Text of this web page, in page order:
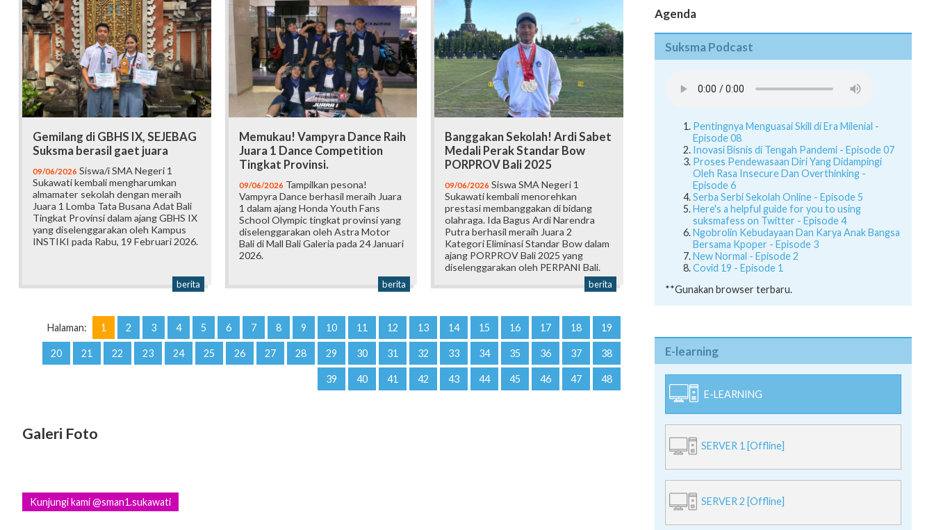
Gemilang di GBHS IX, SEJEBAG
Suksma berasil gaet juara
09/06/2026 Siswa/i SMA Negeri 1
Sukawati kembali mengharumkan
almamater sekolah dengan meraih
Juara 1 Lomba Tata Busana Adat Bali
Tingkat Provinsi dalam ajang GBHS IX
yang diselenggarakan oleh Kampus
INSTIKI pada Rabu, 19 Februari 2026.
berita
Memukau! Vampyra Dance Raih
Juara 1 Dance Competition
Tingkat Provinsi.
09/06/2026 Tampilkan pesona!
Vampyra Dance berhasil meraih Juara
1 dalam ajang Honda Youth Fans
School Olympic tingkat provinsi yang
diselenggarakan oleh Astra Motor
Bali di Mall Bali Galeria pada 24 Januari
2026.
berita
Banggakan Sekolah! Ardi Sabet
Medali Perak Standar Bow
PORPROV Bali 2025
09/06/2026 Siswa SMA Negeri 1
Sukawati kembali menorehkan
prestasi membanggakan di bidang
olahraga. Ida Bagus Ardi Narendra
Putra berhasil meraih Juara 2
Kategori Eliminasi Standar Bow dalam
ajang PORPROV Bali 2025 yang
diselenggarakan oleh PERPANI Bali.
berita
Halaman: 1 2 3 4 5 6 7 8 9 10 11 12 13 14 15 16 17 18 19
20 21 22 23 24 25 26 27 28 29 30 31 32 33 34 35 36 37 38
39 40 41 42 43 44 45 46 47 48
Galeri Foto
Kunjungi kami @sman1.sukawati
Agenda
Suksma Podcast
Pentingnya Menguasai Skill di Era Milenial -
Episode 08
Inovasi Bisnis di Tengah Pandemi - Episode 07
Proses Pendewasaan Diri Yang Didampingi
Oleh Rasa Insecure Dan Overthinking -
Episode 6
Serba Serbi Sekolah Online - Episode 5
Here's a helpful guide for you to using
suksmafess on Twitter - Episode 4
Ngobrolin Kebudayaan Dan Karya Anak Bangsa
Bersama Kpoper - Episode 3
New Normal - Episode 2
Covid 19 - Episode 1
**Gunakan browser terbaru.
E-learning
E-LEARNING
SERVER 1 [Offline]
SERVER 2 [Offline]